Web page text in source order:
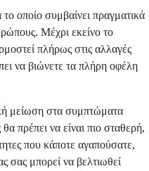
οποίο συμβαίνει πραγματικά
Μέχρι εκείνο το
πλήρως στις αλλαγές
να βιώνετε τα πλήρη οφέλη
μείωση στα συμπτώματα
πρέπει να είναι πιο σταθερή,
που κάποτε αγαπούσατε,
σας μπορεί να βελτιωθεί